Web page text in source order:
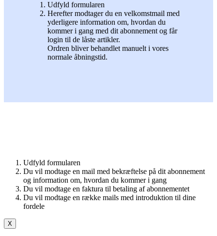
Udfyld formularen
Herefter modtager du en velkomstmail med
yderligere information om, hvordan du
kommer i gang med dit abonnement og får
login til de låste artikler.
Ordren bliver behandlet manuelt i vores
normale åbningstid.
Udfyld formularen
Du vil modtage en mail med bekræftelse på dit abonnement
og information om, hvordan du kommer i gang
Du vil modtage en faktura til betaling af abonnementet
Du vil modtage en række mails med introduktion til dine
fordele
X